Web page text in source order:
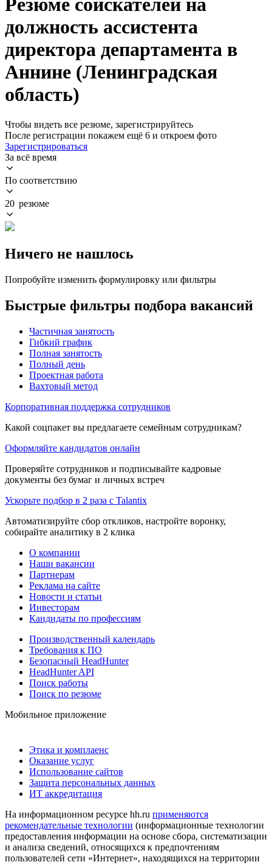
Резюме соискателей на
должность ассистента
директора департамента в
Аннине (Ленинградская
область)
Чтобы видеть все резюме, зарегистрируйтесь
После регистрации покажем ещё 6 и откроем фото
Зарегистрироваться
За всё время
По соответствию
20 резюме
Ничего не нашлось
Попробуйте изменить формулировку или фильтры
Быстрые фильтры подбора вакансий
Частичная занятость
Гибкий график
Полная занятость
Полный день
Проектная работа
Вахтовый метод
Корпоративная поддержка сотрудников
Какой соцпакет вы предлагаете семейным сотрудникам?
Оформляйте кандидатов онлайн
Проверяйте сотрудников и подписывайте кадровые
документы без бумаг и личных встреч
Ускорьте подбор в 2 раза с Talantix
Автоматизируйте сбор откликов, настройте воронку,
собирайте аналитику в 2 клика
О компании
Наши вакансии
Партнерам
Реклама на сайте
Новости и статьи
Инвесторам
Кандидаты по профессиям
Производственный календарь
Требования к ПО
Безопасный HeadHunter
HeadHunter API
Поиск работы
Поиск по резюме
Мобильное приложение
Этика и комплаенс
Оказание услуг
Использование сайтов
Защита персональных данных
ИТ аккредитация
На информационном ресурсе hh.ru применяются
рекомендательные технологии (информационные технологии
предоставления информации на основе сбора, систематизации
и анализа сведений, относящихся к предпочтениям
пользователей сети «Интернет», находящихся на территории